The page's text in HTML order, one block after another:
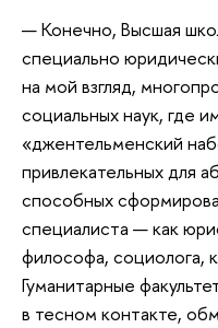
— Конечно, Высшая
специально
на мой взгляд,
социальных наук, где
«джентельменский
привлекательных для
способных
специалиста — как
философа, социолога,
Гуманитарные
в тесном контакте,